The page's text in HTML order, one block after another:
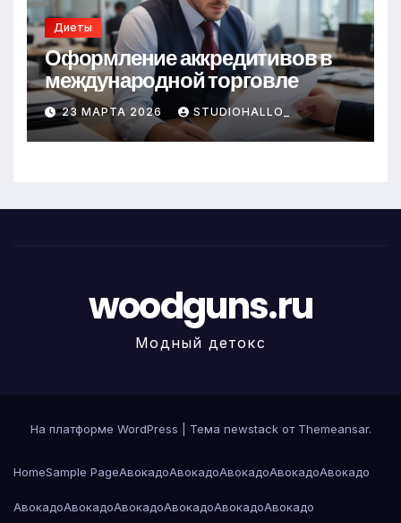
Диеты
Оформление аккредитивов в
международной торговле
23 МАРТА 2026 STUDIOHALLO_
woodguns.ru
Модный детокс
На платформе WordPress Тема newstack от Themeansar.
HomeSample PageАвокадоАвокадоАвокадоАвокадоАвокадо
АвокадоАвокадоАвокадоАвокадоАвокадоАвокадо